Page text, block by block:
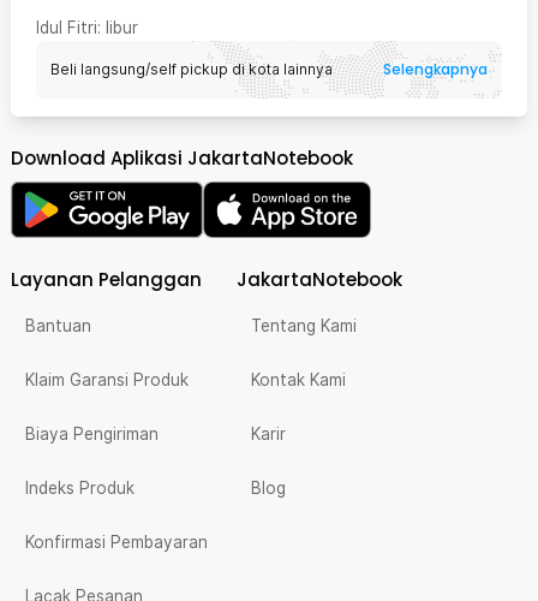
Idul Fitri: libur
Beli langsung/self pickup di kota lainnya Selengkapnya
Download Aplikasi JakartaNotebook
Layanan Pelanggan
Bantuan
Klaim Garansi Produk
Biaya Pengiriman
Indeks Produk
Konfirmasi Pembayaran
Lacak Pesanan
JakartaNotebook
Tentang Kami
Kontak Kami
Karir
Blog